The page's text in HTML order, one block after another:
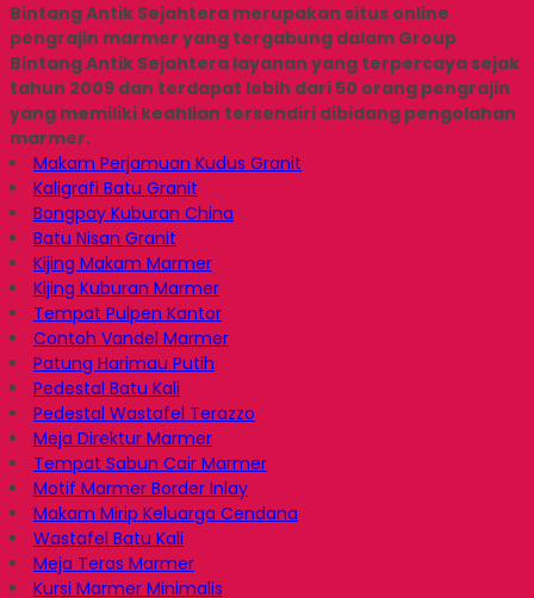
Bintang Antik Sejahtera merupakan situs online
pengrajin marmer yang tergabung dalam Group
Bintang Antik Sejahtera layanan yang terpercaya sejak
tahun 2009 dan terdapat lebih dari 50 orang pengrajin
yang memiliki keahlian tersendiri dibidang pengolahan
marmer.
Makam Perjamuan Kudus Granit
Kaligrafi Batu Granit
Bongpay Kuburan China
Batu Nisan Granit
Kijing Makam Marmer
Kijing Kuburan Marmer
Tempat Pulpen Kantor
Contoh Vandel Marmer
Patung Harimau Putih
Pedestal Batu Kali
Pedestal Wastafel Terazzo
Meja Direktur Marmer
Tempat Sabun Cair Marmer
Motif Marmer Border Inlay
Makam Mirip Keluarga Cendana
Wastafel Batu Kali
Meja Teras Marmer
Kursi Marmer Minimalis